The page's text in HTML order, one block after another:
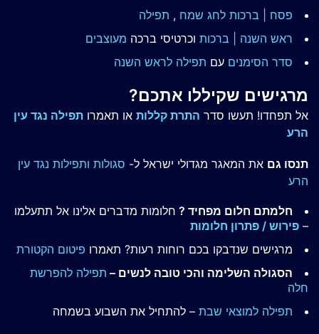
פסח | ברכות לחג שמח , תפילה
ראש השנה | ברכות וכרטיסי ברכה מעוצבים
סדר הסימנים עם תפילה לראש השנה
מרגישים שקיללו אתכם?
אל תפחדו! תעשו סדר התרת קללות או תאמרו תפילה נגד עין
הרע
תנסו גם את המאגר מגדולי ישראל ל- סגולות ותפילות נגד עין
הרע
חלמתם חלום מפחיד ? חלומות מדברים אלינו אל תתעלמו
– פירוש / פתרון חלומות
מרגישים שנדבקו בכם רוחות רעות? תאמרו פיטום הקטורת
הסגולה השלימה והכי טובה לנשים – תפילה להפרשת
חלה
תפילה למוצאי שבת – להתחיל את השבוע בשמחה